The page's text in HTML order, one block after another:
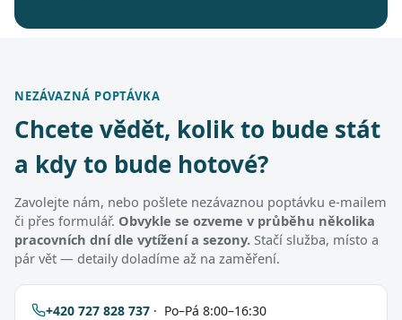
NEZÁVAZNÁ POPTÁVKA
Chcete vědět, kolik to bude stát
a kdy to bude hotové?
Zavolejte nám, nebo pošlete nezávaznou poptávku e-mailem
či přes formulář. Obvykle se ozveme v průběhu několika
pracovních dní dle vytížení a sezony. Stačí služba, místo a
pár vět — detaily doladíme až na zaměření.
+420 727 828 737 · Po–Pá 8:00–16:30